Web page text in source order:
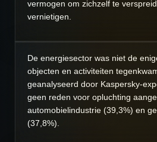
vermogen om zichzelf te
vernietigen.
De energiesector was niet de
objecten en activiteiten
geanalyseerd door Kaspersky-
geen reden voor opluchting
automobielindustrie (39,3%) en
(37,8%).